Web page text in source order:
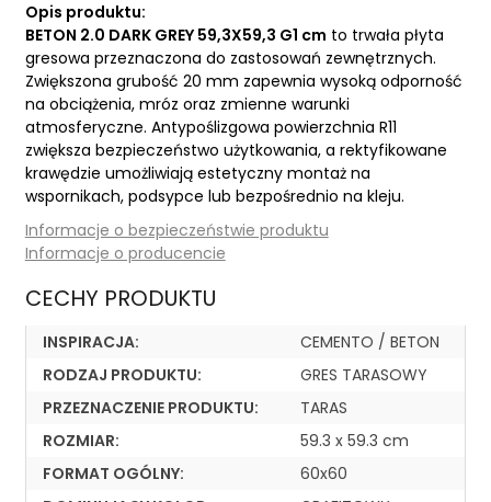
Opis produktu:
BETON 2.0 DARK GREY 59,3X59,3 G1 cm to trwała płyta
gresowa przeznaczona do zastosowań zewnętrznych.
Zwiększona grubość 20 mm zapewnia wysoką odporność
na obciążenia, mróz oraz zmienne warunki
atmosferyczne. Antypoślizgowa powierzchnia R11
zwiększa bezpieczeństwo użytkowania, a rektyfikowane
krawędzie umożliwiają estetyczny montaż na
wspornikach, podsypce lub bezpośrednio na kleju.
Informacje o bezpieczeństwie produktu
Informacje o producencie
CECHY PRODUKTU
INSPIRACJA:
CEMENTO / BETON
RODZAJ PRODUKTU:
GRES TARASOWY
PRZEZNACZENIE PRODUKTU:
TARAS
ROZMIAR:
59.3 x 59.3 cm
FORMAT OGÓLNY:
60x60